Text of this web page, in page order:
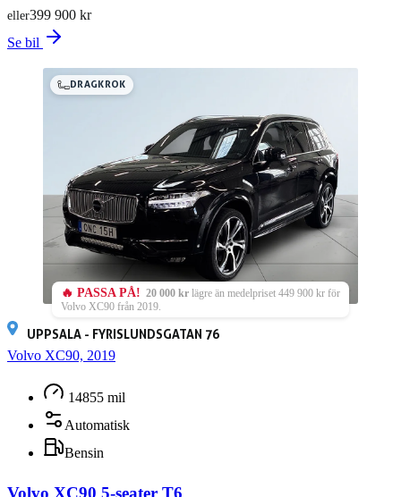
399 900 kr
eller
Se bil
DRAGKROK
🔥 PASSA PÅ! 20 000 kr lägre än medelpriset 449 900 kr för
Volvo XC90 från 2019.
UPPSALA - FYRISLUNDSGATAN 76
Volvo XC90, 2019
14855 mil
Automatisk
Bensin
Volvo XC90 5-seater T6